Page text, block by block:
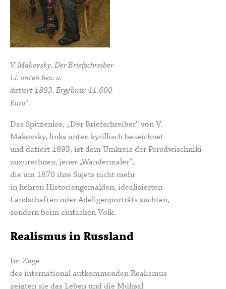
V. Makovsky, Der Briefschreiber.
Li. unten bez. u.
datiert 1893. Ergebnis: 41.600
Euro*.
Das Spitzenlos, „Der Briefschreiber“ von V.
Makovsky, links unten kyrillisch bezeichnet
und datiert 1893, ist dem Umkreis derPeredwischniki
zuzurechnen, jener „Wandermaler“,
die um 1870 ihre Sujets nicht mehr
in hehren Historiengemälden, idealisierten
Landschaften oder Adeligenporträts suchten,
sondern beim einfachen Volk.
Realismus in Russland
Im Zuge
des international aufkommenden Realismus
zeigten sie das Leben und die Mühsal